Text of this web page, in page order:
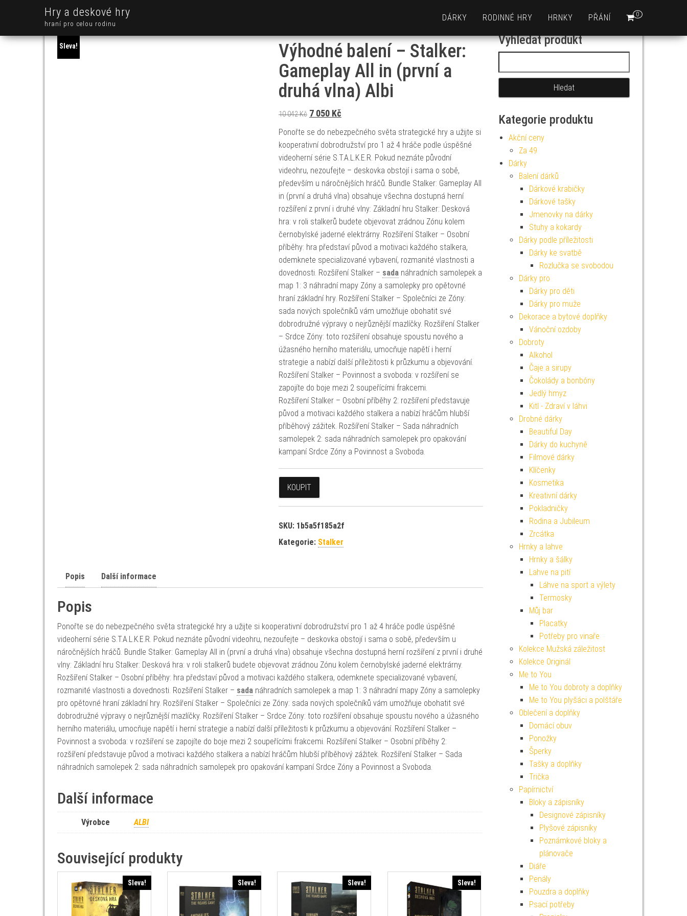
Hry a deskové hry
hraní pro celou rodinu
0
DÁRKY RODINNÉ HRY HRNKY PŘÁNÍ
Sleva!
Výhodné balení – Stalker:
Gameplay All in (první a
druhá vlna) Albi
10 042Kč Původní cena byla: 10 042 Kč.
7 050 KčAktuální cena je: 7 050 Kč.
Ponořte se do nebezpečného světa strategické hry a užijte si
kooperativní dobrodružství pro 1 až 4 hráče podle úspěšné
videoherní série S.T.A.L.K.E.R. Pokud neznáte původní
videohru, nezoufejte – deskovka obstojí i sama o sobě,
především u náročnějších hráčů. Bundle Stalker: Gameplay All
in (první a druhá vlna) obsahuje všechna dostupná herní
rozšíření z první i druhé vlny: Základní hru Stalker: Desková
hra: v roli stalkerů budete objevovat zrádnou Zónu kolem
černobylské jaderné elektrárny. Rozšíření Stalker – Osobní
příběhy: hra představí původ a motivaci každého stalkera,
odemknete specializované vybavení, rozmanité vlastnosti a
dovednosti. Rozšíření Stalker – sadanáhradních samolepek a
map 1: 3 náhradní mapy Zóny a samolepky pro opětovné
hraní základní hry. Rozšíření Stalker – Společníci ze Zóny:
sada nových společníků vám umožňuje obohatit své
dobrodružné výpravy o nejrůznější mazlíčky. Rozšíření Stalker
– Srdce Zóny: toto rozšíření obsahuje spoustu nového a
úžasného herního materiálu, umocňuje napětí i herní
strategie a nabízí další příležitosti k průzkumu a objevování.
Rozšíření Stalker – Povinnost a svoboda: v rozšíření se
zapojíte do boje mezi 2 soupeřícími frakcemi.
Rozšíření Stalker – Osobní příběhy 2: rozšíření představuje
původ a motivaci každého stalkera a nabízí hráčům hlubší
příběhový zážitek. Rozšíření Stalker – Sada náhradních
samolepek 2: sada náhradních samolepek pro opakování
kampaní Srdce Zóny a Povinnost a Svoboda.
KOUPIT
SKU: 1b5a5f185a2f
Kategorie: Stalker
Popis Další informace
Popis
Ponořte se do nebezpečného světa strategické hry a užijte si kooperativní dobrodružství pro 1 až 4 hráče podle úspěšné
videoherní série S.T.A.L.K.E.R. Pokud neznáte původní videohru, nezoufejte – deskovka obstojí i sama o sobě, především u
náročnějších hráčů. Bundle Stalker: Gameplay All in (první a druhá vlna) obsahuje všechna dostupná herní rozšíření z první i druhé
vlny: Základní hru Stalker: Desková hra: v roli stalkerů budete objevovat zrádnou Zónu kolem černobylské jaderné elektrárny.
Rozšíření Stalker – Osobní příběhy: hra představí původ a motivaci každého stalkera, odemknete specializované vybavení,
rozmanité vlastnosti a dovednosti. Rozšíření Stalker – sada náhradních samolepek a map 1: 3 náhradní mapy Zóny a samolepky
pro opětovné hraní základní hry. Rozšíření Stalker – Společníci ze Zóny: sada nových společníků vám umožňuje obohatit své
dobrodružné výpravy o nejrůznější mazlíčky. Rozšíření Stalker – Srdce Zóny: toto rozšíření obsahuje spoustu nového a úžasného
herního materiálu, umocňuje napětí i herní strategie a nabízí další příležitosti k průzkumu a objevování. Rozšíření Stalker –
Povinnost a svoboda: v rozšíření se zapojíte do boje mezi 2 soupeřícími frakcemi. Rozšíření Stalker – Osobní příběhy 2:
rozšíření představuje původ a motivaci každého stalkera a nabízí hráčům hlubší příběhový zážitek. Rozšíření Stalker – Sada
náhradních samolepek 2: sada náhradních samolepek pro opakování kampaní Srdce Zóny a Povinnost a Svoboda.
Další informace
Výrobce ALBI
Související produkty
Sleva! Sleva! Sleva! Sleva!
Vyhledat produkt
Kategorie produktu
Akční ceny
Za 49
Dárky
Balení dárků
Dárkové krabičky
Dárkové tašky
Jmenovky na dárky
Stuhy a kokardy
Dárky podle příležitosti
Dárky ke svatbě
Rozlučka se svobodou
Dárky pro
Dárky pro děti
Dárky pro muže
Dekorace a bytové doplňky
Vánoční ozdoby
Dobroty
Alkohol
Čaje a sirupy
Čokolády a bonbóny
Jedlý hmyz
Kitl - Zdraví v láhvi
Drobné dárky
Beautiful Day
Dárky do kuchyně
Filmové dárky
Klíčenky
Kosmetika
Kreativní dárky
Pokladničky
Rodina a Jubileum
Zrcátka
Hrnky a lahve
Hrnky a šálky
Lahve na pití
Láhve na sport a výlety
Termosky
Můj bar
Placatky
Potřeby pro vinaře
Kolekce Mužská záležitost
Kolekce Originál
Me to You
Me to You dobroty a doplňky
Me to You plyšáci a polštáře
Oblečení a doplňky
Domácí obuv
Ponožky
Šperky
Tašky a doplňky
Trička
Papírnictví
Bloky a zápisníky
Designové zápisníky
Plyšové zápisníky
Poznámkové bloky a
plánovače
Diáře
Penály
Pouzdra a doplňky
Psací potřeby